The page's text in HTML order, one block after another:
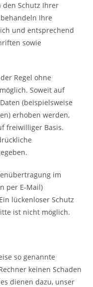
den Schutz Ihrer
Ihre
und entsprechend
sowie
Regel ohne
Soweit auf
(beispielsweise
erhoben werden,
freiwilliger Basis.
im
per E-Mail)
lückenloser Schutz
ist nicht möglich.
so genannte
keinen Schaden
dienen dazu, unser